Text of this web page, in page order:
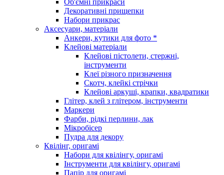
Декоративні прищепки
Набори прикрас
Аксесуари, матеріали
Анкери, кутики для фото *
Клейові матеріали
Клейові пістолети, стержні,
інструменти
Клеї різного призначення
Скотч, клейкі стрічки
Клейові аркуші, крапки, квадратики
Глітер, клей з глітером, інструменти
Маркери
Фарби, рідкі перлини, лак
Мікробісер
Пудра для декору
Квілінг, оригамі
Набори для квілінгу, оригамі
Інструменти для квілінгу, оригамі
Папір для оригамі